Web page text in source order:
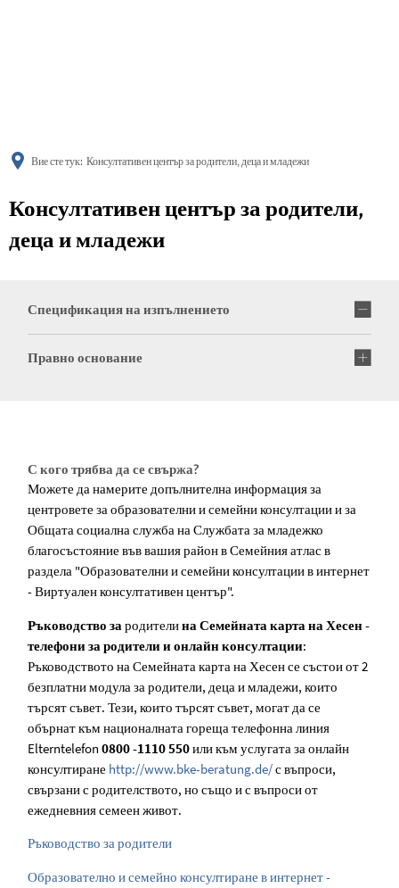
Вие сте тук: Консултативен център за родители, деца и младежи
Консултативен център за родители,
деца и младежи
Спецификация на изпълнението
Правно основание
С кого трябва да се свържа?
Можете да намерите допълнителна информация за
центровете за образователни и семейни консултации и за
Общата социална служба на Службата за младежко
благосъстояние във вашия район в Семейния атлас в
раздела "Образователни и семейни консултации в интернет
- Виртуален консултативен център".
Ръководство за родителина Семейната карта на Хесен -
телефони за родители и онлайн консултации:
Ръководството на Семейната карта на Хесен се състои от 2
безплатни модула за родители, деца и младежи, които
търсят съвет. Тези, които търсят съвет, могат да се
обърнат към националната гореща телефонна линия
Elterntelefon 0800 -1110 550или към услугата за онлайн
консултиране http://www.bke-beratung.de/с въпроси,
свързани с родителството, но също и с въпроси от
ежедневния семеен живот.
Ръководство за родители
Образователно и семейно консултиране в интернет -